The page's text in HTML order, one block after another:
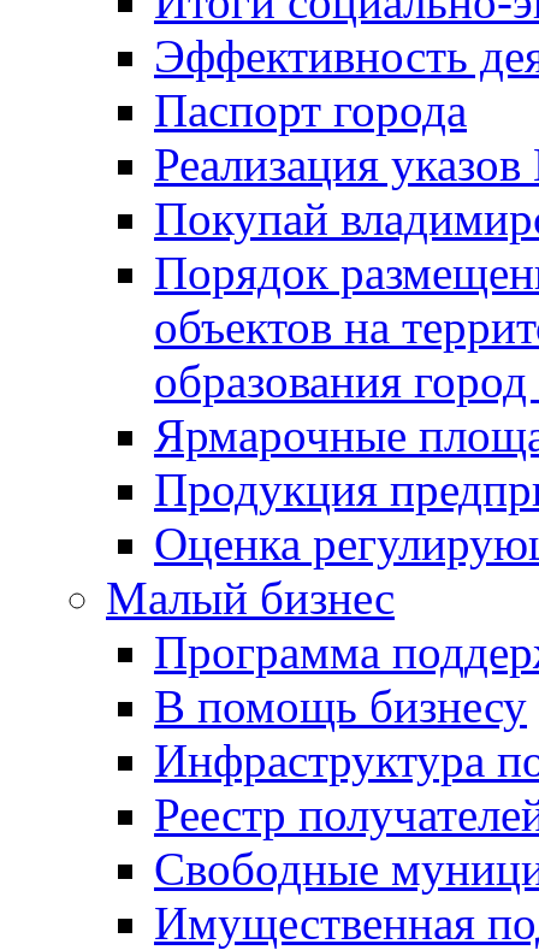
Эффективность
Паспорт города
Реализация
Покупай
Порядок
объектов на
образования
Ярмарочные
Продукция
Оценка
Малый бизнес
Программа
В помощь бизнесу
Инфраструктура
Реестр
Свободные
Имущественная